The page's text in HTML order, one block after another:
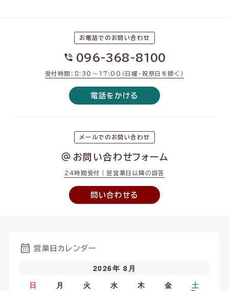
お電話でのお問い合わせ
096-368-8100
受付時間：8:30〜17:00（日曜・祝祭日を除く）
電話をかける
メールでのお問い合わせ
お問い合わせフォーム
24時間受付｜翌営業日以降の回答
問い合わせる
営業日カレンダー
2026年 8月
日
月 火 水 木 金 土